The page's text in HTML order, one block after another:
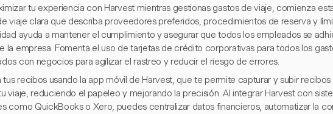
tu experiencia con Harvest mientras gestionas gastos de viaje, comienza
viaje clara que describa proveedores preferidos, procedimientos de reserva y
ayuda a mantener el cumplimiento y asegurar que todos los empleados se
la empresa. Fomenta el uso de tarjetas de crédito corporativas para todos los
con negocios para agilizar el rastreo y reducir el riesgo de errores.
tus recibos usando la app móvil de Harvest, que te permite capturar y subir
viaje, reduciendo el papeleo y mejorando la precisión. Al integrar Harvest con
como QuickBooks o Xero, puedes centralizar datos financieros, automatizar la